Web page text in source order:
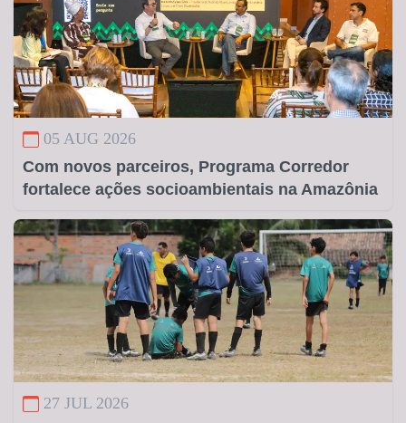
05 AUG 2026
Com novos parceiros, Programa Corredor
fortalece ações socioambientais na Amazônia
27 JUL 2026